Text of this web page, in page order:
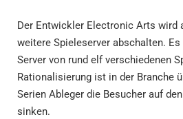
Der Entwickler Electronic Arts wird
weitere Spieleserver abschalten.
Server von rund elf verschiedenen
Rationalisierung ist in der Branche
Serien Ableger die Besucher auf
sinken.